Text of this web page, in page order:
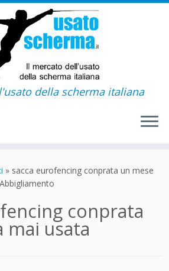
della scherma italiana
» sacca eurofencing conprata un mese
conprata
mai usata